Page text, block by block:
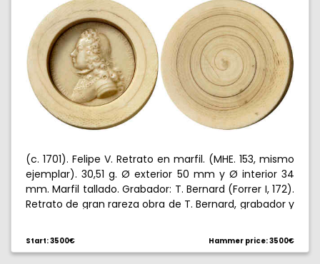
(c. 1701). Felipe V. Retrato en marfil. (MHE. 153, mismo
ejemplar). 30,51 g. Ø exterior 50 mm y Ø interior 34
mm. Marfil tallado. Grabador: T. Bernard (Forrer I, 172).
Retrato de gran rareza obra de T. Bernard, grabador y
Estuvo en la exposición de Caixanova de Vigo en
2003. Extraordinariamente rara. ¿Única conocida?.
Start: 3500€ Hammer price: 3500€